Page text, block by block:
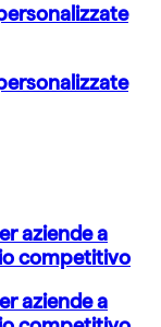
aziende a
competitivo
aziende a